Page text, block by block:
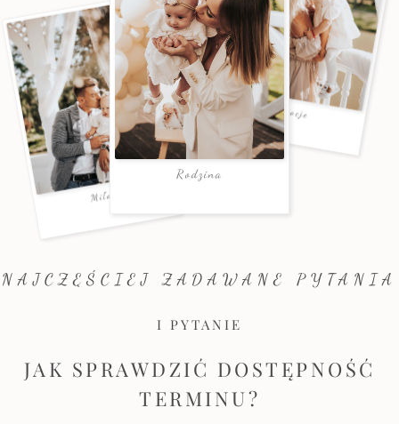
NAJCZĘŚCIEJ ZADAWANE PYTANIA
I PYTANIE
JAK SPRAWDZIĆ DOSTĘPNOŚĆ
TERMINU?